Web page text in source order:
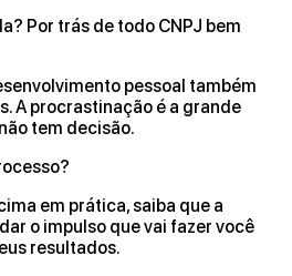
Por trás de todo CNPJ bem
pessoal também
A procrastinação é a grande
tem decisão.
em prática, saiba que a
o impulso que vai fazer você
resultados.